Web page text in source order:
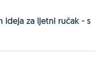
ideja za ljetni ručak - s